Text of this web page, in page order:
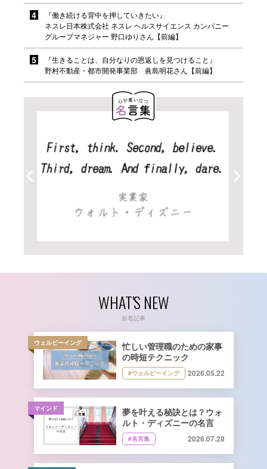
『働き続ける背中を押していきたい』
ネスレ日本株式会社 ネスレ ヘルスサイエンス カンパニー
グループマネジャー 野口ゆりさん【前編】
『生きることは、自分なりの恩返しを見つけること』
野村不動産・都市開発事業部 眞島明花さん【前編】
WHAT'S NEW
新着記事
ウェルビーイング
忙しい管理職のための家事
の時短テクニック
#ウェルビーイング 2026.05.22
マインド
夢を叶える秘訣とは？ウォ
ルト・ディズニーの名言
#名言集 2026.07.28